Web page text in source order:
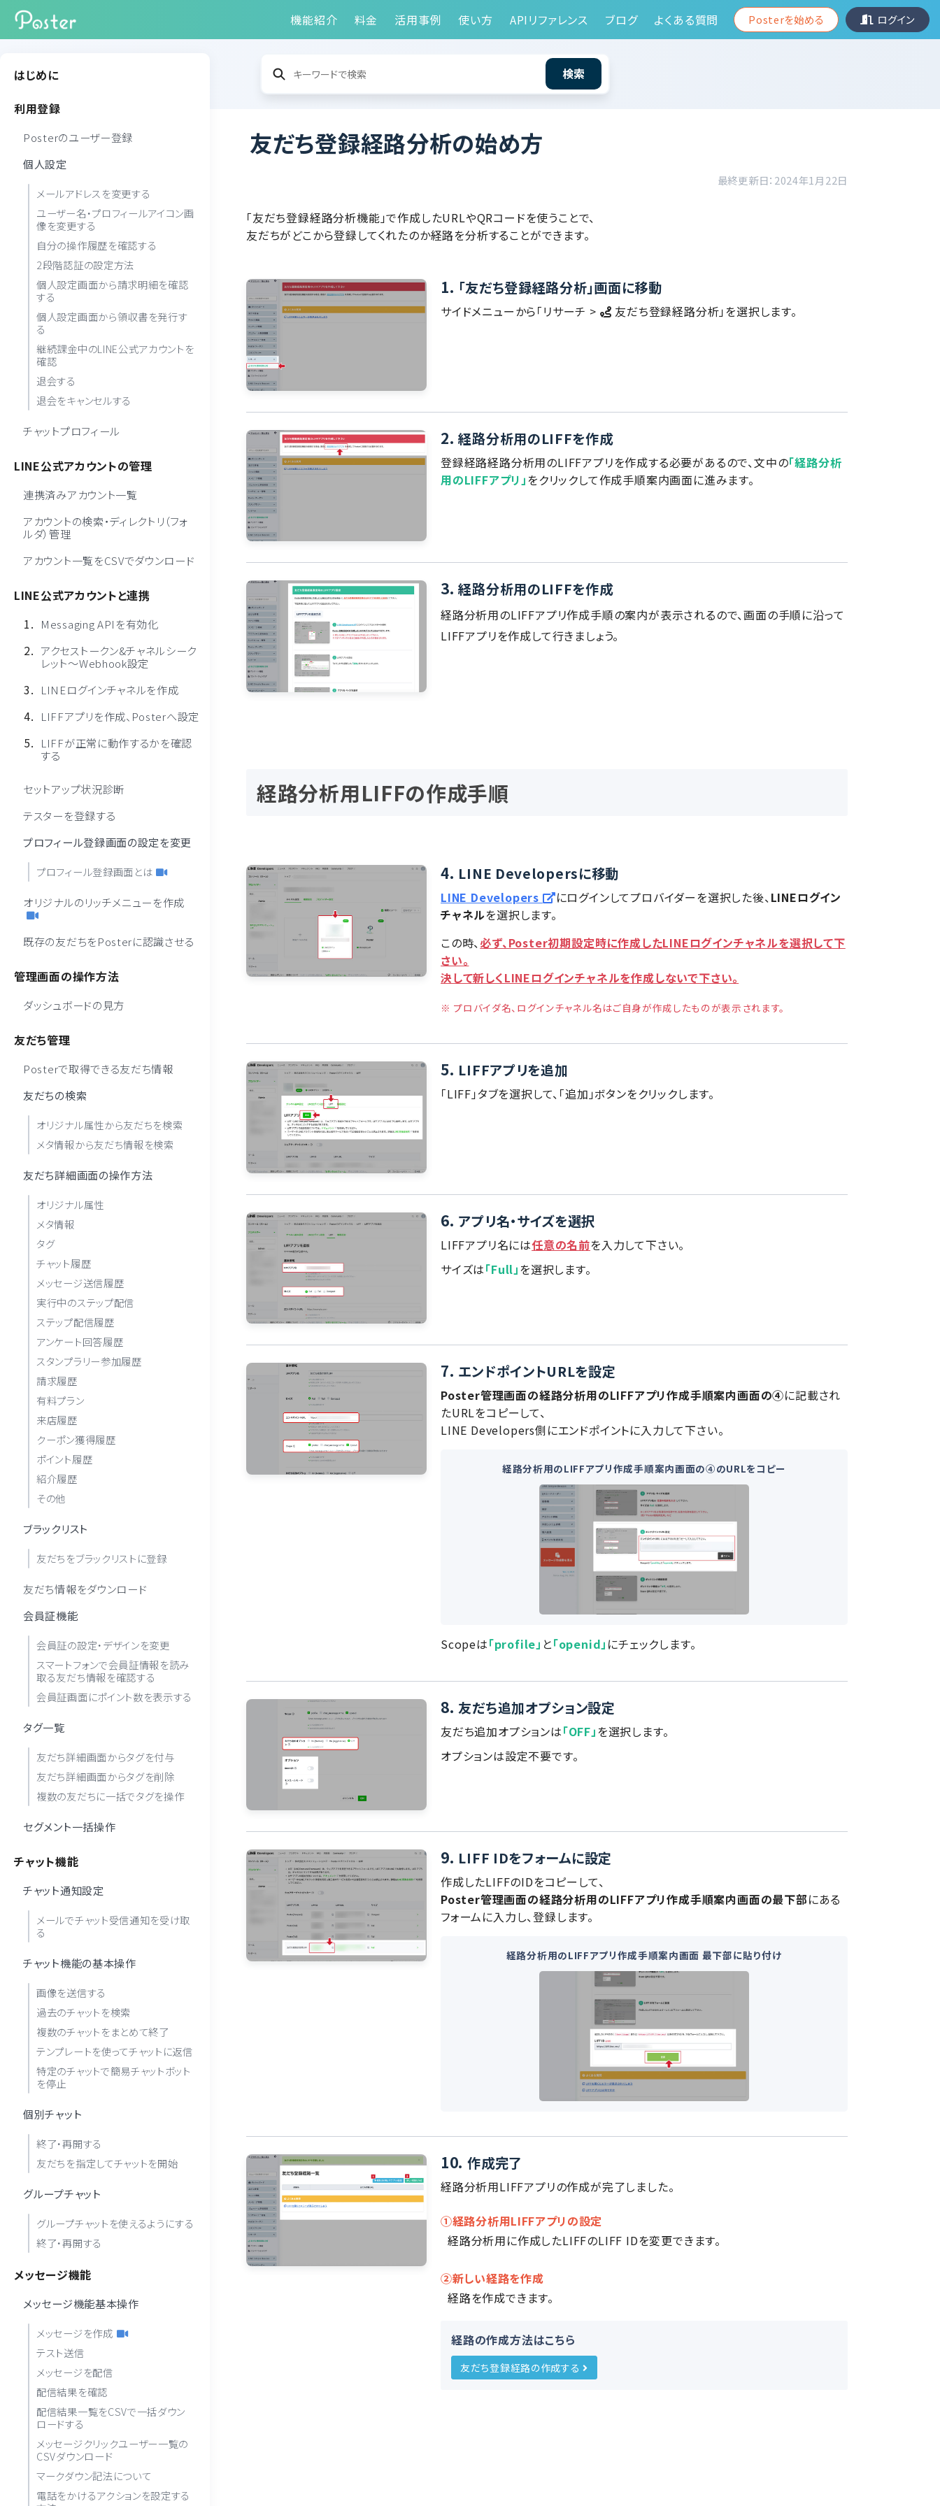
機能紹介 料金 活用事例 使い方 APIリファレンス ブログ よくある質問 Posterを始める ログイン
はじめに
利用登録
Posterのユーザー登録
個人設定
メールアドレスを変更する
ユーザー名・プロフィールアイコン画
像を変更する
自分の操作履歴を確認する
2段階認証の設定方法
個人設定画面から請求明細を確認
する
個人設定画面から領収書を発行す
る
継続課金中のLINE公式アカウントを
確認
退会する
退会をキャンセルする
チャットプロフィール
LINE公式アカウントの管理
連携済みアカウント一覧
アカウントの検索・ディレクトリ（フォ
ルダ）管理
アカウント一覧をCSVでダウンロード
LINE公式アカウントと連携
Messaging APIを有効化
アクセストークン&チャネルシーク
レット〜Webhook設定
LINEログインチャネルを作成
LIFFアプリを作成、Posterへ設定
LIFFが正常に動作するかを確認
する
セットアップ状況診断
テスターを登録する
プロフィール登録画面の設定を変更
プロフィール登録画面とは
オリジナルのリッチメニューを作成
既存の友だちをPosterに認識させる
管理画面の操作方法
ダッシュボードの見方
友だち管理
Posterで取得できる友だち情報
友だちの検索
オリジナル属性から友だちを検索
メタ情報から友だち情報を検索
友だち詳細画面の操作方法
オリジナル属性
メタ情報
タグ
チャット履歴
メッセージ送信履歴
実行中のステップ配信
ステップ配信履歴
アンケート回答履歴
スタンプラリー参加履歴
請求履歴
有料プラン
来店履歴
クーポン獲得履歴
ポイント履歴
紹介履歴
その他
ブラックリスト
友だちをブラックリストに登録
友だち情報をダウンロード
会員証機能
会員証の設定・デザインを変更
スマートフォンで会員証情報を読み
取る友だち情報を確認する
会員証画面にポイント数を表示する
タグ一覧
友だち詳細画面からタグを付与
友だち詳細画面からタグを削除
複数の友だちに一括でタグを操作
セグメント一括操作
チャット機能
チャット通知設定
メールでチャット受信通知を受け取
る
チャット機能の基本操作
画像を送信する
過去のチャットを検索
複数のチャットをまとめて終了
テンプレートを使ってチャットに返信
特定のチャットで簡易チャットボット
を停止
個別チャット
終了・再開する
友だちを指定してチャットを開始
グループチャット
グループチャットを使えるようにする
終了・再開する
メッセージ機能
メッセージ機能基本操作
メッセージを作成
テスト送信
メッセージを配信
配信結果を確認
配信結果一覧をCSVで一括ダウン
ロードする
メッセージクリックユーザー一覧の
CSVダウンロード
マークダウン記法について
電話をかけるアクションを設定する
検索
友だち登録経路分析の始め方
最終更新日：2024年1月22日
「友だち登録経路分析機能」で作成したURLやQRコードを使うことで、
友だちがどこから登録してくれたのか経路を分析することができます。
1. 「友だち登録経路分析」画面に移動
サイドメニューから「リサーチ > 友だち登録経路分析」を選択します。
2. 経路分析用のLIFFを作成
登録経路経路分析用のLIFFアプリを作成する必要があるので、文中の「経路分析
用のLIFFアプリ」をクリックして作成手順案内画面に進みます。
3. 経路分析用のLIFFを作成
経路分析用のLIFFアプリ作成手順の案内が表示されるので、画面の手順に沿って
LIFFアプリを作成して行きましょう。
経路分析用LIFFの作成手順
4. LINE Developersに移動
LINE Developers にログインしてプロバイダーを選択した後、LINEログイン
チャネルを選択します。
この時、必ず、Poster初期設定時に作成したLINEログインチャネルを選択して下
さい。
決して新しくLINEログインチャネルを作成しないで下さい。
※ プロバイダ名、ログインチャネル名はご自身が作成したものが表示されます。
5. LIFFアプリを追加
「LIFF」タブを選択して、「追加」ボタンをクリックします。
6. アプリ名・サイズを選択
LIFFアプリ名には任意の名前を入力して下さい。
サイズは「Full」を選択します。
7. エンドポイントURLを設定
Poster管理画面の経路分析用のLIFFアプリ作成手順案内画面の④に記載され
たURLをコピーして、
LINE Developers側にエンドポイントに入力して下さい。
経路分析用のLIFFアプリ作成手順案内画面の④のURLをコピー
Scopeは「profile」 と「openid」 にチェックします。
8. 友だち追加オプション設定
友だち追加オプションは「OFF」を選択します。
オプションは設定不要です。
9. LIFF IDをフォームに設定
作成したLIFFのIDをコピーして、
Poster管理画面の経路分析用のLIFFアプリ作成手順案内画面の最下部にある
フォームに入力し、登録します。
経路分析用のLIFFアプリ作成手順案内画面 最下部に貼り付け
10. 作成完了
経路分析用LIFFアプリの作成が完了しました。
①経路分析用LIFFアプリの設定
経路分析用に作成したLIFFのLIFF IDを変更できます。
②新しい経路を作成
経路を作成できます。
経路の作成方法はこちら
友だち登録経路の作成する